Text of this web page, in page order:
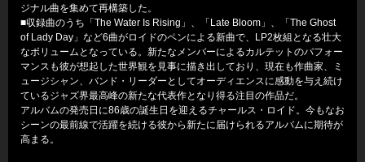
ジナル曲を集めて再構築した。
■収録曲のうち「The Water Is Rising」、「Late Bloom」、「The Ghost
of Lady Day」など6曲がロイドのペンによる新曲で、LP2枚組となる壮大
なボリュームとなっている。新たなメンバーによるカルテットのパフォー
マンスも彼が想起した世界観を見事に描き出しており、現在も作曲家、ミ
ュージシャン、バンド・リーダーとしてオーディエンスに感動を与え続け
ているジャズ界最高峰の新たな代表作となり得る注目の作品だ。
アルバムの発売日に86歳の誕生日を迎えるチャールス・ロイド。今もなお
シーンの最前線で活躍を続ける彼から新たに届けられるアルバムに期待が
高まる。